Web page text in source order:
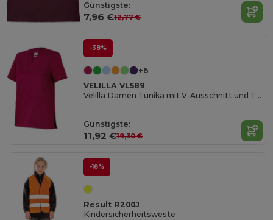
Günstigste:
7,96 €12,77 €
-38%
+6
VELILLA VL589
Velilla Damen Tunika mit V-Ausschnitt und Taschen
Günstigste:
11,92 €19,30 €
-18%
Result R200J
Kindersicherheitsweste